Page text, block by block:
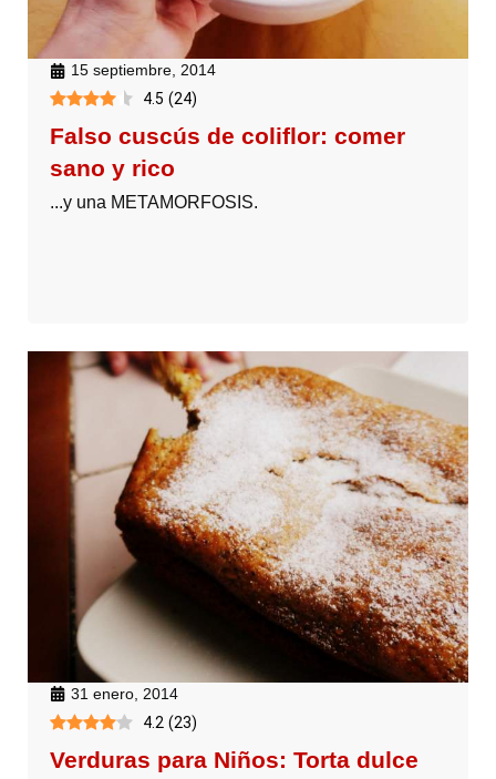
15 septiembre, 2014
4.5 (24)
Falso cuscús de coliflor: comer
sano y rico
...y una METAMORFOSIS.
31 enero, 2014
4.2 (23)
Verduras para Niños: Torta dulce